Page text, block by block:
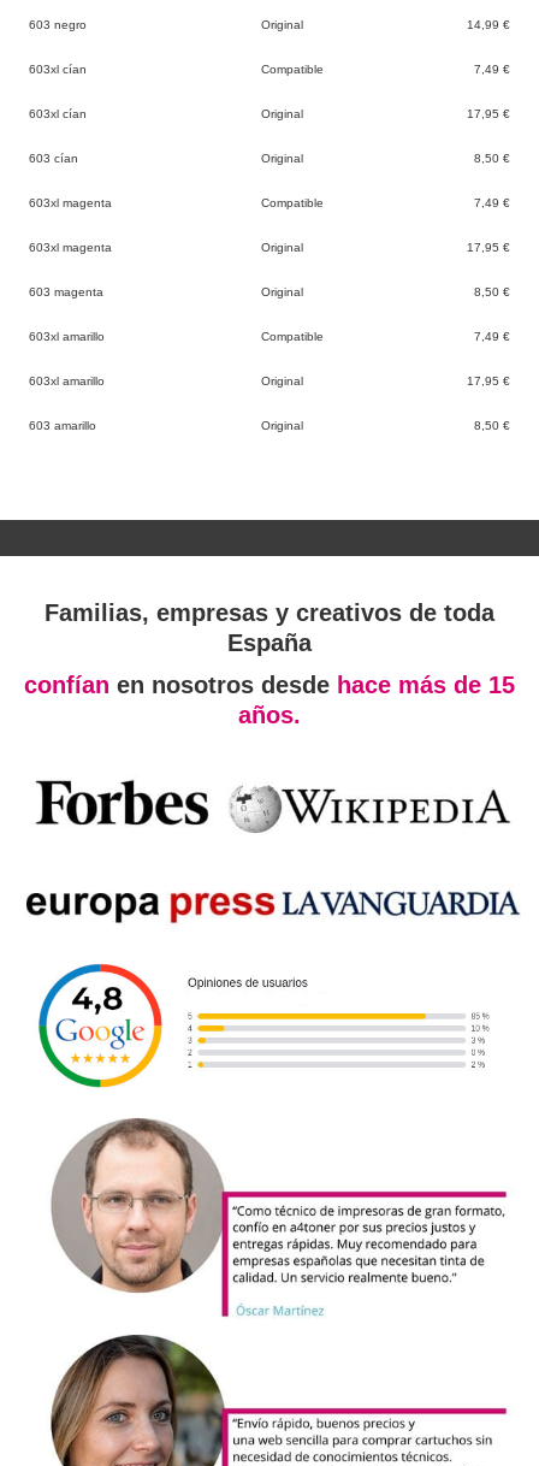
603 negro Original 14,99 €
603xl cían Compatible 7,49 €
603xl cían Original 17,95 €
603 cían Original 8,50 €
603xl magenta Compatible 7,49 €
603xl magenta Original 17,95 €
603 magenta Original 8,50 €
603xl amarillo Compatible 7,49 €
603xl amarillo Original 17,95 €
603 amarillo Original 8,50 €
Familias, empresas y creativos de toda
España
confían en nosotros desde hace más de 15
años.